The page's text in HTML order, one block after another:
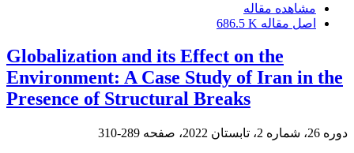
مشاهده مقاله
اصل مقاله 686.5 K
Globalization and its Effect on the
Environment: A Case Study of Iran in the
Presence of Structural Breaks
دوره 26، شماره 2، تابستان 2022، صفحه 289-310